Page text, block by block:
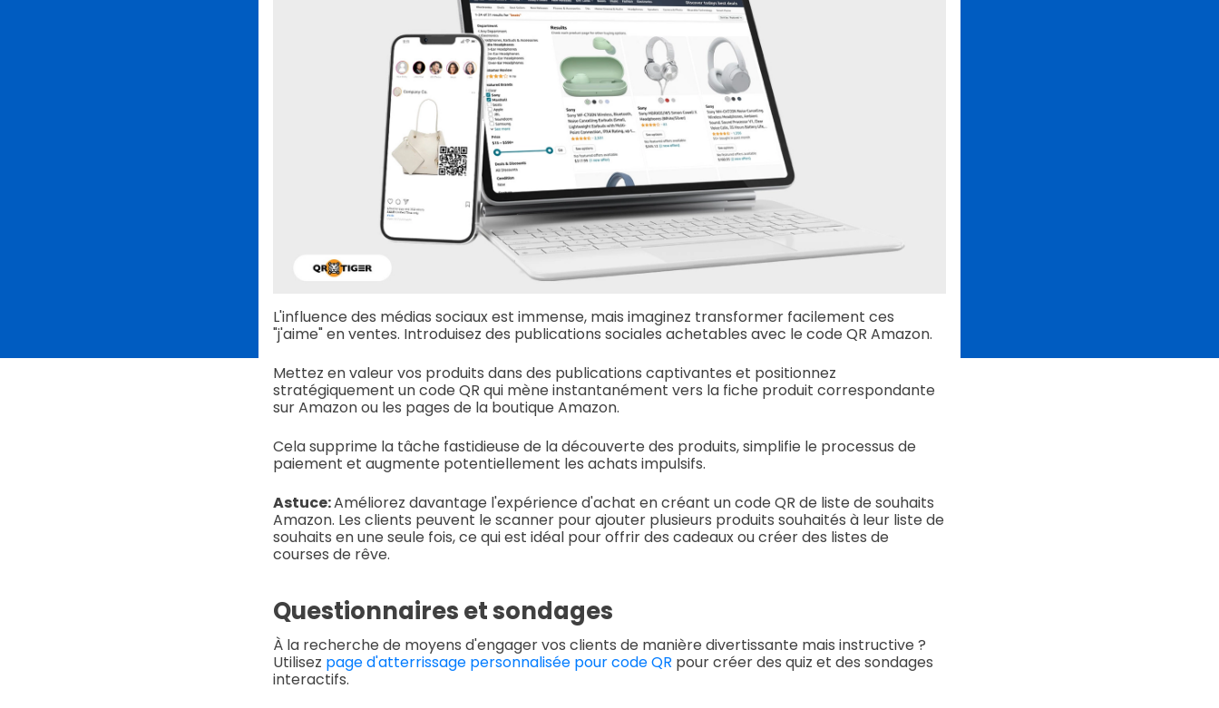
L'influence des médias sociaux est immense, mais imaginez transformer facilement ces
"j'aime" en ventes. Introduisez des publications sociales achetables avec le code QR Amazon.
Mettez en valeur vos produits dans des publications captivantes et positionnez
stratégiquement un code QR qui mène instantanément vers la fiche produit correspondante
sur Amazon ou les pages de la boutique Amazon.
Cela supprime la tâche fastidieuse de la découverte des produits, simplifie le processus de
paiement et augmente potentiellement les achats impulsifs.
Astuce:Améliorez davantage l'expérience d'achat en créant un code QR de liste de souhaits
Amazon. Les clients peuvent le scanner pour ajouter plusieurs produits souhaités à leur liste de
souhaits en une seule fois, ce qui est idéal pour offrir des cadeaux ou créer des listes de
courses de rêve.
Questionnaires et sondages
À la recherche de moyens d'engager vos clients de manière divertissante mais instructive ?
Utilisez page d'atterrissage personnalisée pour code QR pour créer des quiz et des sondages
interactifs.